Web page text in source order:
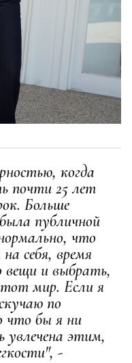
когда
почти 25 лет
Больше
публичной
что
себя, время
вещи и выбрать,
мир. Если я
по
что бы я ни
этим,
-